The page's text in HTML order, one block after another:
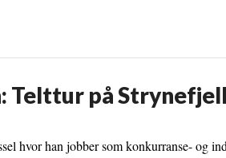
Telttur på
hvor han jobber som konkurranse- og